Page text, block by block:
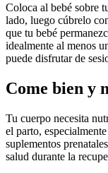
Coloca al bebé sobre
lado, luego cúbrelo
que tu bebé
idealmente al menos
puede disfrutar de
Come bien y
Tu cuerpo necesita
el parto,
suplementos
salud durante la